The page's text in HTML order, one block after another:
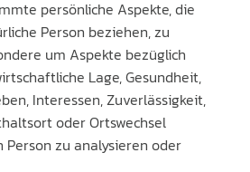
persönliche Aspekte, die
Person beziehen, zu
um Aspekte bezüglich
Lage, Gesundheit,
Interessen, Zuverlässigkeit,
oder Ortswechsel
zu analysieren oder